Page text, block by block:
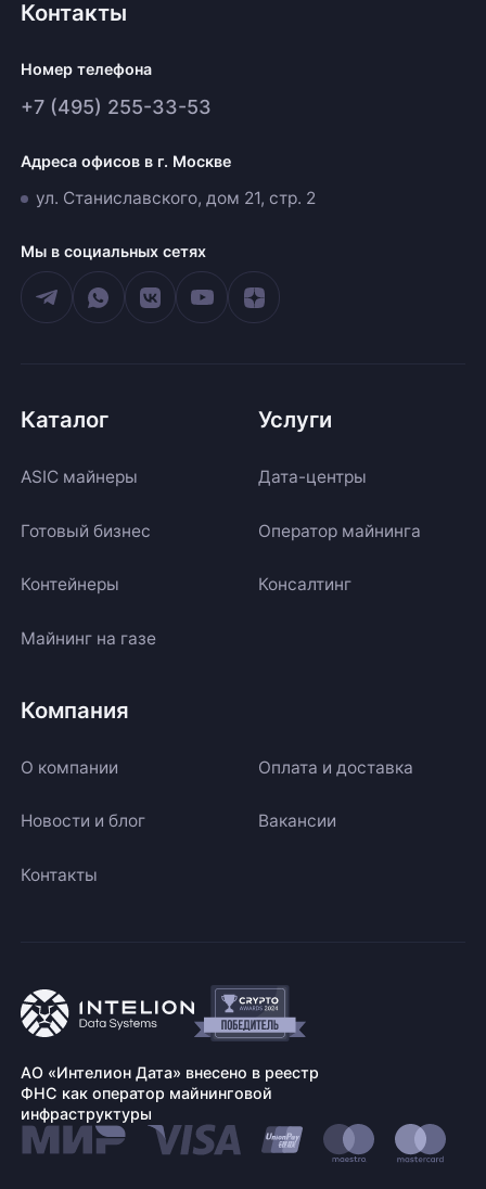
Контакты
Номер телефона
+7 (495) 255-33-53
Адреса офисов в г. Москве
ул. Станиславского, дом 21, стр. 2
Мы в социальных сетях
Каталог
ASIC майнеры
Готовый бизнес
Контейнеры
Майнинг на газе
Услуги
Дата-центры
Оператор майнинга
Консалтинг
Компания
О компании Оплата и доставка
Новости и блог Вакансии
Контакты
АО «Интелион Дата» внесено в реестр
ФНС как оператор майнинговой
инфраструктуры